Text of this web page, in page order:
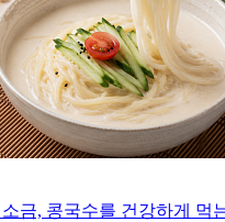
소금, 콩국수를 건강하게 먹